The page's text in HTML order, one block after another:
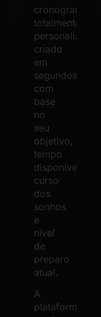
cronograma
totalmente
personalizado,
criado
em
segundos
com
base
no
seu
objetivo,
tempo
disponível,
curso
dos
sonhos
e
nível
de
preparo
atual.
A
plataforma